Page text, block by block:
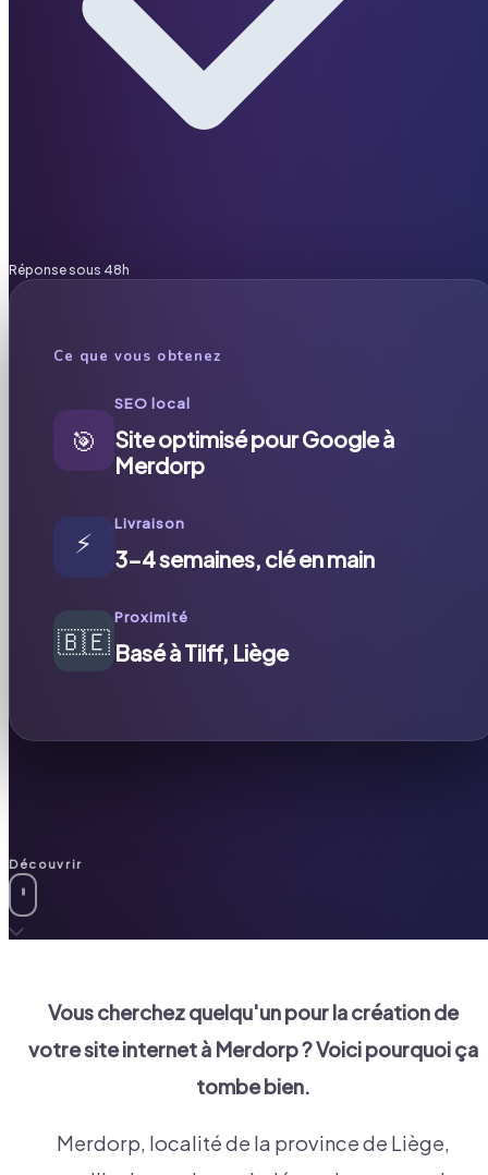
Réponse sous 48h
Ce que vous obtenez
🎯
SEO local
Site optimisé pour Google à
Merdorp
⚡
Livraison
3-4 semaines, clé en main
🇧🇪
Proximité
Basé à Tilff, Liège
Découvrir
Vous cherchez quelqu'un pour la création de
votre site internet à Merdorp? Voici pourquoi ça
tombe bien.
Merdorp, localité de la province de Liège,